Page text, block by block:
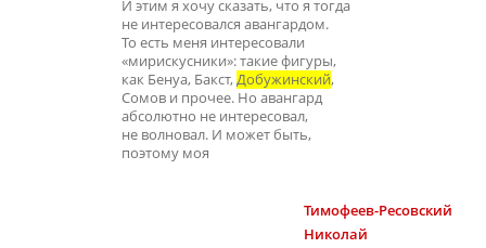
И этим я хочу сказать, что я тогда
не интересовался авангардом.
То есть меня интересовали
«мирискусники»: такие фигуры,
как Бенуа, Бакст,Добужинский,
Сомов и прочее. Но авангард
абсолютно не интересовал,
не волновал. И может быть,
поэтому моя
Тимофеев-Ресовский
Николай